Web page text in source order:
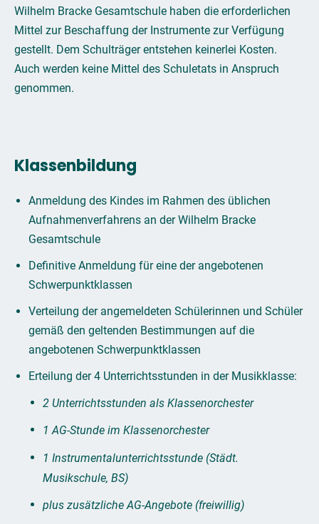
Wilhelm Bracke Gesamtschule haben die erforderlichen
Mittel zur Beschaffung der Instrumente zur Verfügung
gestellt. Dem Schulträger entstehen keinerlei Kosten.
Auch werden keine Mittel des Schuletats in Anspruch
genommen.
Klassenbildung
Anmeldung des Kindes im Rahmen des üblichen
Aufnahmenverfahrens an der Wilhelm Bracke
Gesamtschule
Definitive Anmeldung für eine der angebotenen
Schwerpunktklassen
Verteilung der angemeldeten Schülerinnen und Schüler
gemäß den geltenden Bestimmungen auf die
angebotenen Schwerpunktklassen
Erteilung der 4 Unterrichtsstunden in der Musikklasse:
2 Unterrichtsstunden als Klassenorchester
1 AG-Stunde im Klassenorchester
1 Instrumentalunterrichtsstunde (Städt.
Musikschule, BS)
plus zusätzliche AG-Angebote (freiwillig)